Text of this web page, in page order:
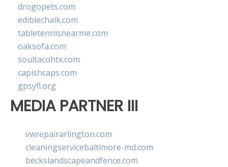
drogopets.com
ediblechalk.com
tabletennisnearme.com
oaksofa.com
soultacohtx.com
capishcaps.com
gpsyfl.org
MEDIA PARTNER III
vwrepairarlington.com
cleaningservicebaltimore-md.com
beckslandscapeandfence.com